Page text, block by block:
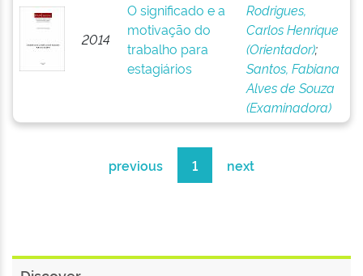
2014
O significado e a
motivação do
trabalho para
estagiários
Rodrigues,
Carlos Henrique
(Orientador);
Santos, Fabiana
Alves de Souza
(Examinadora)
previous 1 next